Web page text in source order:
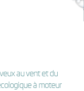
au vent et du
à moteur